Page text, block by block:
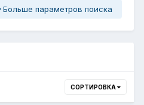
Больше параметров поиска
СОРТИРОВКА